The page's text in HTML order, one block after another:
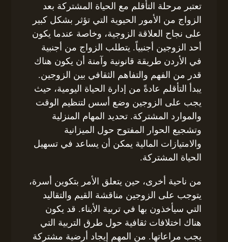
تعتبر مرحلة التأقلم مع الحياة المشتركة بعد
الزواج من الأمور الحيوية التي تؤثر بشكل كبير
على نجاح العلاقة الزوجية، وخاصة عندما يكون
أحد الزوجين أجنبياً. يتطلب الزواج من أجنبية
في الأردن طريقة قانونية وآمنة أن يكون هناك
قدر من الفهم والتفاهم الثقافي بين الزوجين.
يبدأ التأقلم عادةً من إدارة الحياة اليومية، حيث
يجب على الزوجين وضع أسس لتنظيم الوقت
والموارد المشتركة. تحديد المهام المنزلية
وتشجيع الحوار المفتوح حول الميزانية
والامتيازات المالية يمكن أن يساعد في تسهيل
الحياة المشتركة.
من ناحية أخرى، حين يتعلق الأمر بتكوين أسرة،
يتوجب على الزوجين مناقشة القيم والتقاليد
التي سيأخذون بها في تربية الأبناء. قد يكون
هناك اختلافات ثقافية حول طرق التربية التي
يجب مراعاتها. من المهم إيجاد أرضية مشتركة